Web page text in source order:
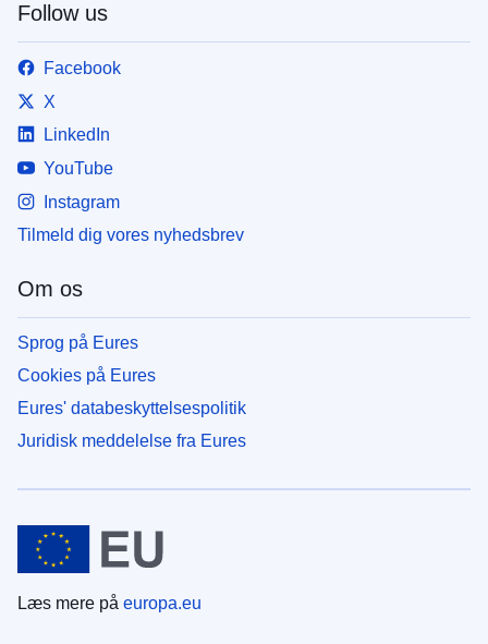
Follow us
Facebook
X
LinkedIn
YouTube
Instagram
Tilmeld dig vores nyhedsbrev
Om os
Sprog på Eures
Cookies på Eures
Eures' databeskyttelsespolitik
Juridisk meddelelse fra Eures
Læs mere på europa.eu